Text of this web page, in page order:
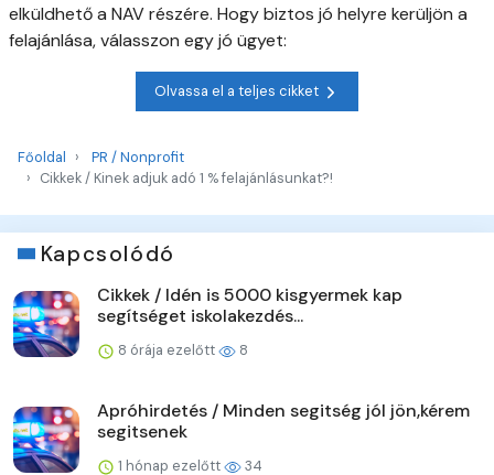
elküldhető a NAV részére. Hogy biztos jó helyre kerüljön a
felajánlása, válasszon egy jó ügyet:
Olvassa el a teljes cikket
Főoldal
PR / Nonprofit
Cikkek / Kinek adjuk adó 1 % felajánlásunkat?!
Kapcsolódó
Cikkek / Idén is 5000 kisgyermek kap
segítséget iskolakezdés...
8 órája ezelőtt 8
Apróhirdetés / Minden segitség jól jön,kérem
segitsenek
1 hónap ezelőtt 34